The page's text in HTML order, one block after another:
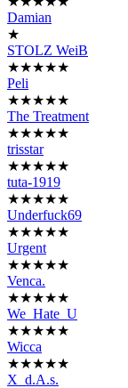
Damian
★
STOLZ WeiB
★★★★★
Peli
★★★★★
The Treatment
★★★★★
trisstar
★★★★★
tuta-1919
★★★★★
Underfuck69
★★★★★
Urgent
★★★★★
Venca.
★★★★★
We_Hate_U
★★★★★
Wicca
★★★★★
X_d.A.s.